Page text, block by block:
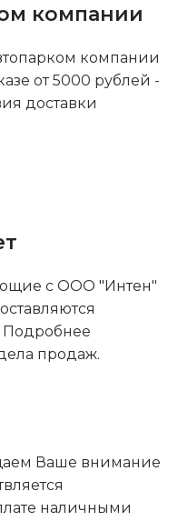
компании
компании
от 5000 рублей -
доставки
с ООО "Интен"
продаж.
Ваше внимание
наличными